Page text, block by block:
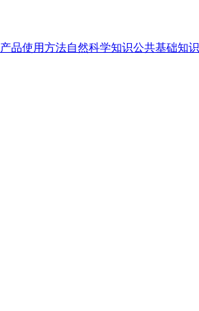
产品使用方法自然科学知识公共基础知识